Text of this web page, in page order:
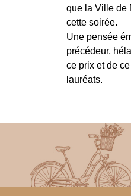
que la Ville de
cette soirée.
Une pensée
précédeur,
ce prix et de
lauréats.